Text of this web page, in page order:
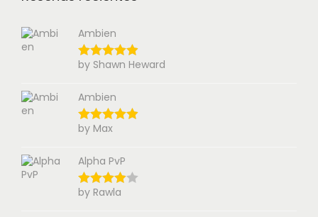
Ambien
by Shawn Heward
Ambien
by Max
Alpha PvP
by Rawla